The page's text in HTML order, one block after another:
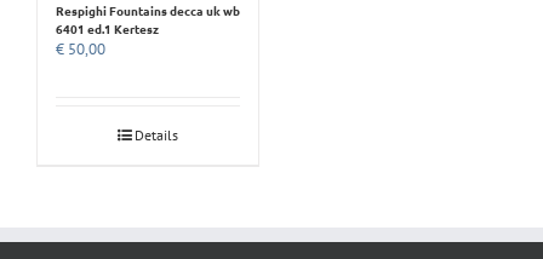
Respighi Fountains decca uk wb
6401 ed.1 Kertesz
€ 50,00
Details